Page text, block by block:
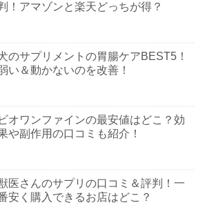
！アマゾンと楽天どっちが得？
のサプリメントの胃腸ケアBEST5！
い＆動かないのを改善！
ビオワンファインの最安値はどこ？効
や副作用の口コミも紹介！
医さんのサプリの口コミ＆評判！一
安く購入できるお店はどこ？